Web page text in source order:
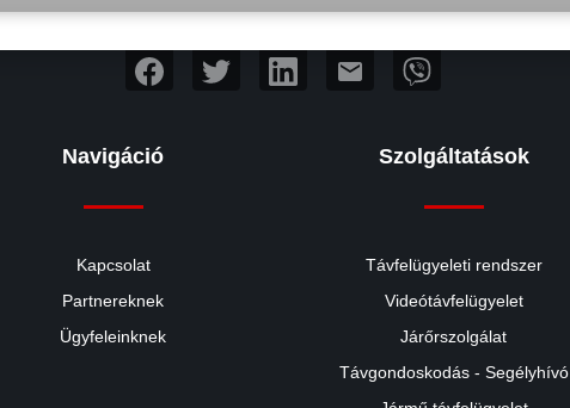
mail
Navigáció
Kapcsolat
Partnereknek
Ügyfeleinknek
Szolgáltatások
Távfelügyeleti rendszer
Videótávfelügyelet
Járőrszolgálat
Távgondoskodás - Segélyhívó